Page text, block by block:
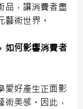
品，讓消費者盡
術世界。
如何影響消費者
愛好產生正面影
美感。因此，